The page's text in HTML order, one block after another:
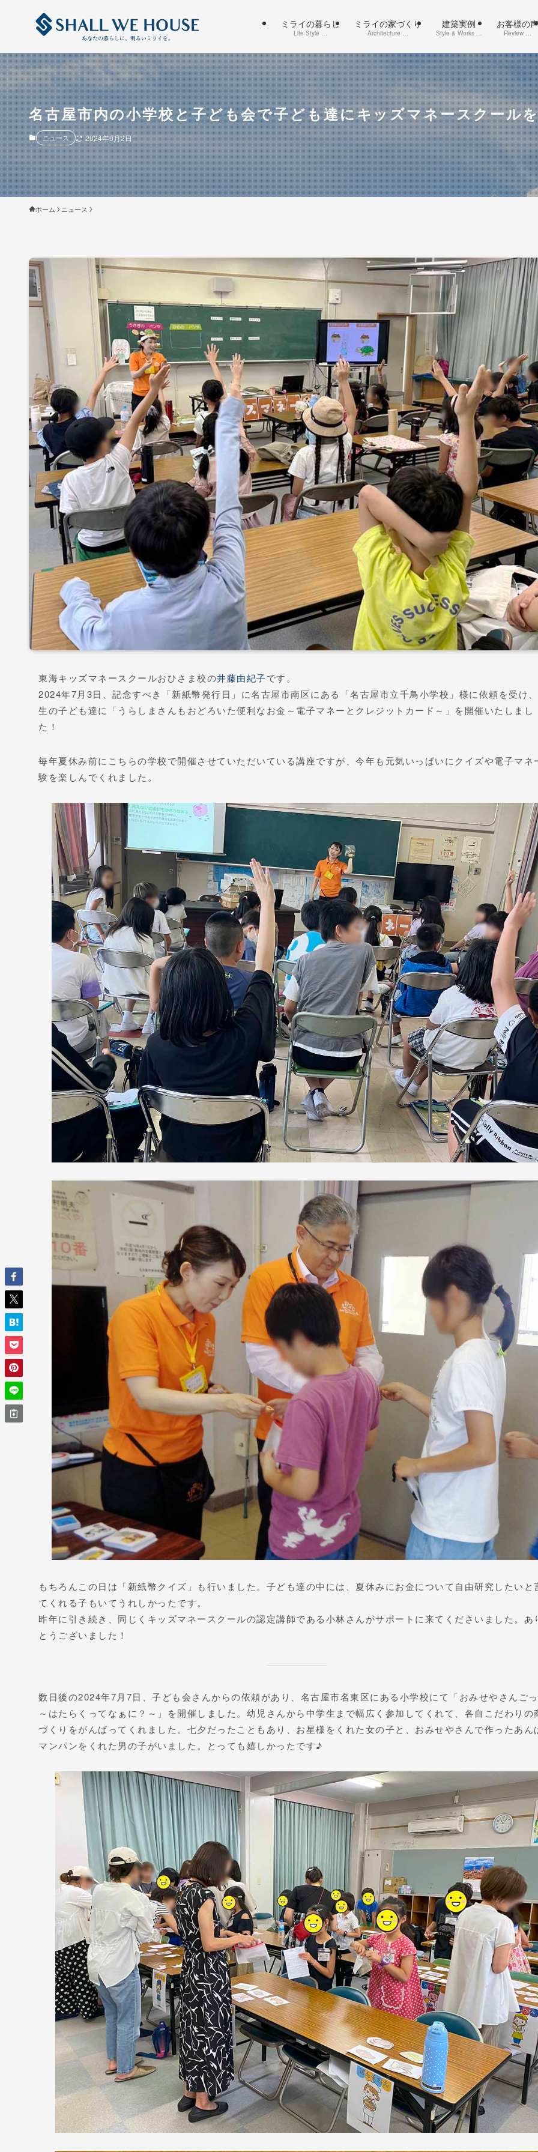
ミライの暮らし
Life Style …
ミライの家づくり
Architecture …
建築実例
Style & Works …
お客様の声
Review …
名古屋市内の小学校と子ども会で子ども達にキッズマネースクール
ニュース 2024年9月2日
ホーム ニュース
東海キッズマネースクールおひさま校の井藤由紀子です。
2024年7月3日、記念すべき「新紙幣発行日」に名古屋市南区にある「名古屋市立千鳥小学校」様に依頼を受け
生の子ども達に「うらしまさんもおどろいた便利なお金～電子マネーとクレジットカード～」を開催いたしまし
た！
毎年夏休み前にこちらの学校で開催させていただいている講座ですが、今年も元気いっぱいにクイズや電子マネ
験を楽しんでくれました。
もちろんこの日は「新紙幣クイズ」も行いました。子ども達の中には、夏休みにお金について自由研究したいと
てくれる子もいてうれしかったです。
昨年に引き続き、同じくキッズマネースクールの認定講師である小林さんがサポートに来てくださいました。あ
とうございました！
数日後の2024年7月7日、子ども会さんからの依頼があり、名古屋市名東区にある小学校にて「おみせやさんご
～はたらくってなぁに？～」を開催しました。幼児さんから中学生まで幅広く参加してくれて、各自こだわりの
づくりをがんばってくれました。七夕だったこともあり、お星様をくれた女の子と、おみせやさんで作ったあん
マンパンをくれた男の子がいました。とっても嬉しかったです♪